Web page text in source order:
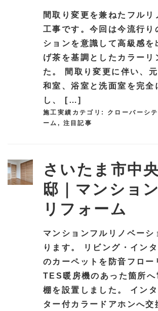
間取り変更を兼ねたフルリ
工事です。今回は今流行り
ションを意識して高級感を
げ茶を基調としたカラーリ
た。 間取り変更に伴い、
和室、浴室と洗面室を完全
し、 […]
施工実績カテゴリ: クローバーシ
ーム , 注目記事
さいたま市中
邸｜マンショ
リフォーム
マンションフルリノベーシ
ります。 リビング・イン
のカーペットを防音フロー
TES暖房機のあった箇所へ
棚を設置しました。 イン
ター付カラードアホンへ交